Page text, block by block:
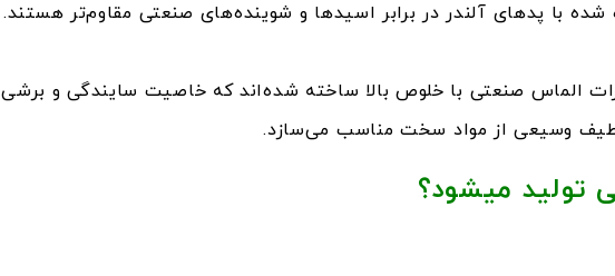
با پدهای آلندر در برابر اسیدها و شوینده‌های صنعتی مقاوم‌تر هستند.
الماس صنعتی با خلوص بالا ساخته شده‌اند که خاصیت سایندگی و
وسیعی از مواد سخت مناسب می‌سازد.
تولید میشود؟